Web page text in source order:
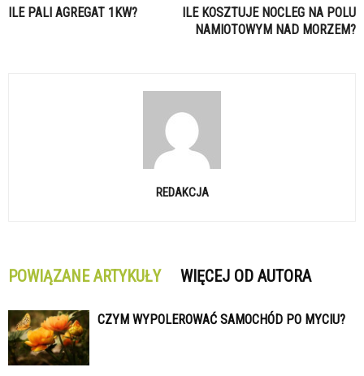
ILE PALI AGREGAT 1KW?
ILE KOSZTUJE NOCLEG NA POLU
NAMIOTOWYM NAD MORZEM?
REDAKCJA
POWIĄZANE ARTYKUŁY WIĘCEJ OD AUTORA
CZYM WYPOLEROWAĆ SAMOCHÓD PO MYCIU?